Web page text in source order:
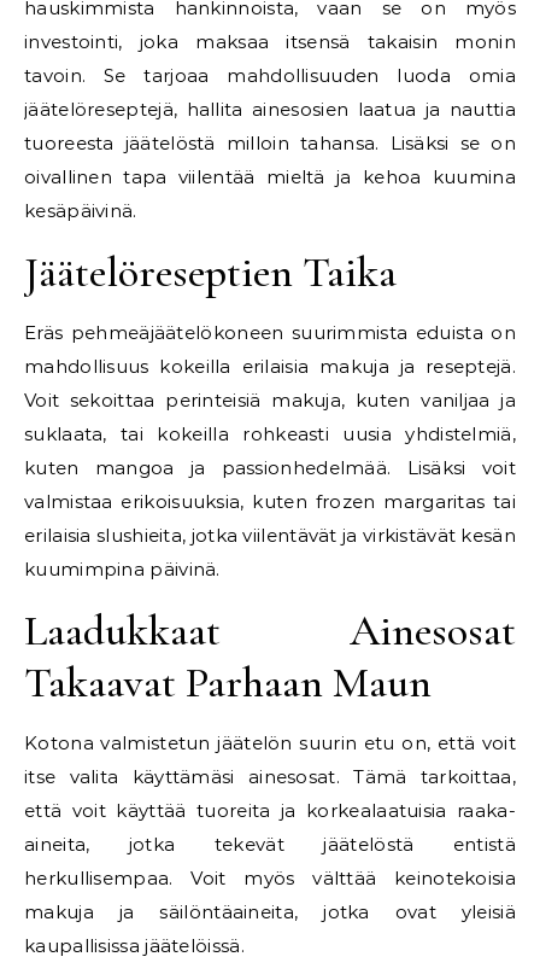
hauskimmista hankinnoista, vaan se on myös
investointi, joka maksaa itsensä takaisin monin
tavoin. Se tarjoaa mahdollisuuden luoda omia
jäätelöreseptejä, hallita ainesosien laatua ja nauttia
tuoreesta jäätelöstä milloin tahansa. Lisäksi se on
oivallinen tapa viilentää mieltä ja kehoa kuumina
kesäpäivinä.
Jäätelöreseptien Taika
Eräs pehmeäjäätelökoneen suurimmista eduista on
mahdollisuus kokeilla erilaisia makuja ja reseptejä.
Voit sekoittaa perinteisiä makuja, kuten vaniljaa ja
suklaata, tai kokeilla rohkeasti uusia yhdistelmiä,
kuten mangoa ja passionhedelmää. Lisäksi voit
valmistaa erikoisuuksia, kuten frozen margaritas tai
erilaisia slushieita, jotka viilentävät ja virkistävät kesän
kuumimpina päivinä.
Laadukkaat Ainesosat
Takaavat Parhaan Maun
Kotona valmistetun jäätelön suurin etu on, että voit
itse valita käyttämäsi ainesosat. Tämä tarkoittaa,
että voit käyttää tuoreita ja korkealaatuisia raaka-
aineita, jotka tekevät jäätelöstä entistä
herkullisempaa. Voit myös välttää keinotekoisia
makuja ja säilöntäaineita, jotka ovat yleisiä
kaupallisissa jäätelöissä.